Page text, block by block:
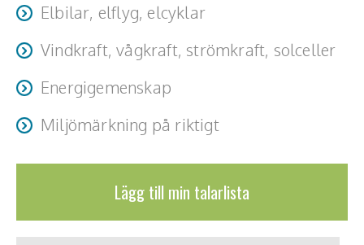
Elbilar, elflyg, elcyklar
Vindkraft, vågkraft, strömkraft, solceller
Energigemenskap
Miljömärkning på riktigt
Lägg till min talarlista